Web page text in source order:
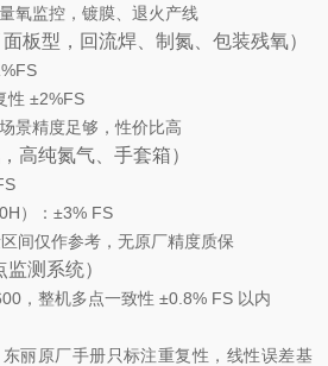
氧监控，镀膜、退火产线
板型，回流焊、制氮、包装残氧）
性±2%FS
景精度足够，性价比高
高纯氮气、手套箱）
）：±3% FS
间仅作参考，无原厂精度质保
测系统）
，整机多点一致性 ±0.8% FS 以内
东丽原厂手册只标注重复性，线性误差基